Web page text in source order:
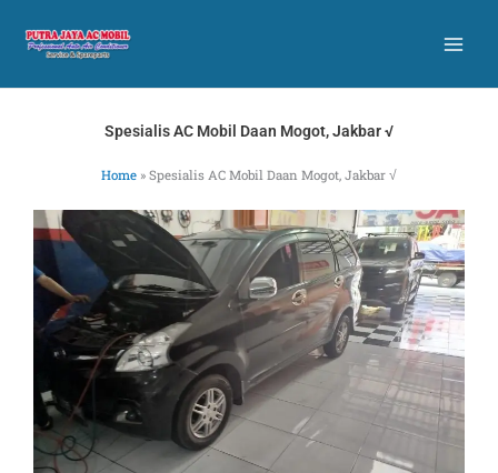
content
Spesialis AC Mobil Daan Mogot, Jakbar √
Home » Spesialis AC Mobil Daan Mogot, Jakbar √